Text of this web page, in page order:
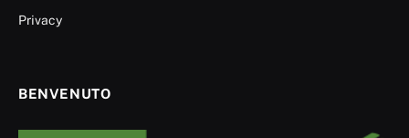
Privacy
BENVENUTO